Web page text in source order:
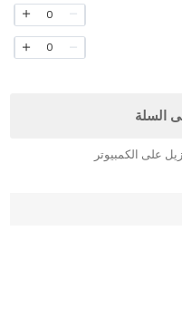
0
0
السلة
على الكمبيوتر